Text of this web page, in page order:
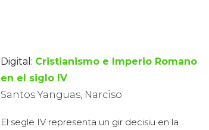
Digital: Cristianismo e Imperio Romano
en el siglo IV
Santos Yanguas, Narciso
El segle IV representa un gir decisiu en la